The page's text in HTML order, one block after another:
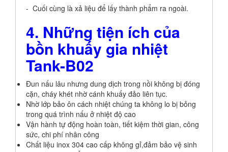
- Cuối cùng là xả liệu để lấy thành phẩm ra ngoài.
4. Những tiện ích của
bồn khuấy gia nhiệt
Tank-B02
Đun nấu lâu nhưng dung dịch trong nồi không bị đóng
cặn, cháy khét nhờ cánh khuấy đảo liên tục.
Nhờ lớp bảo ôn cách nhiệt chúng ta không lo bị bỏng
trong quá trình nấu ở nhiệt độ cao
Vận hành tự động hoàn toàn, tiết kiệm thời gian, công
sức, chi phí nhân công
Chất liệu inox 304 cao cấp không gỉ,đảm bảo vệ sinh